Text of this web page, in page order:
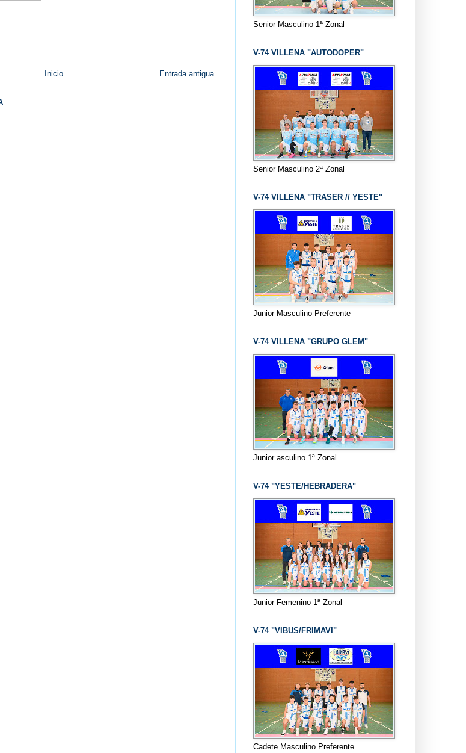
Entrada antigua
Inicio
Senior Masculino 1ª Zonal
V-74 VILLENA "AUTODOPER"
Senior Masculino 2ª Zonal
V-74 VILLENA "TRASER // YESTE"
Junior Masculino Preferente
V-74 VILLENA "GRUPO GLEM"
Junior asculino 1ª Zonal
V-74 "YESTE/HEBRADERA"
Junior Femenino 1ª Zonal
V-74 "VIBUS/FRIMAVI"
Cadete Masculino Preferente